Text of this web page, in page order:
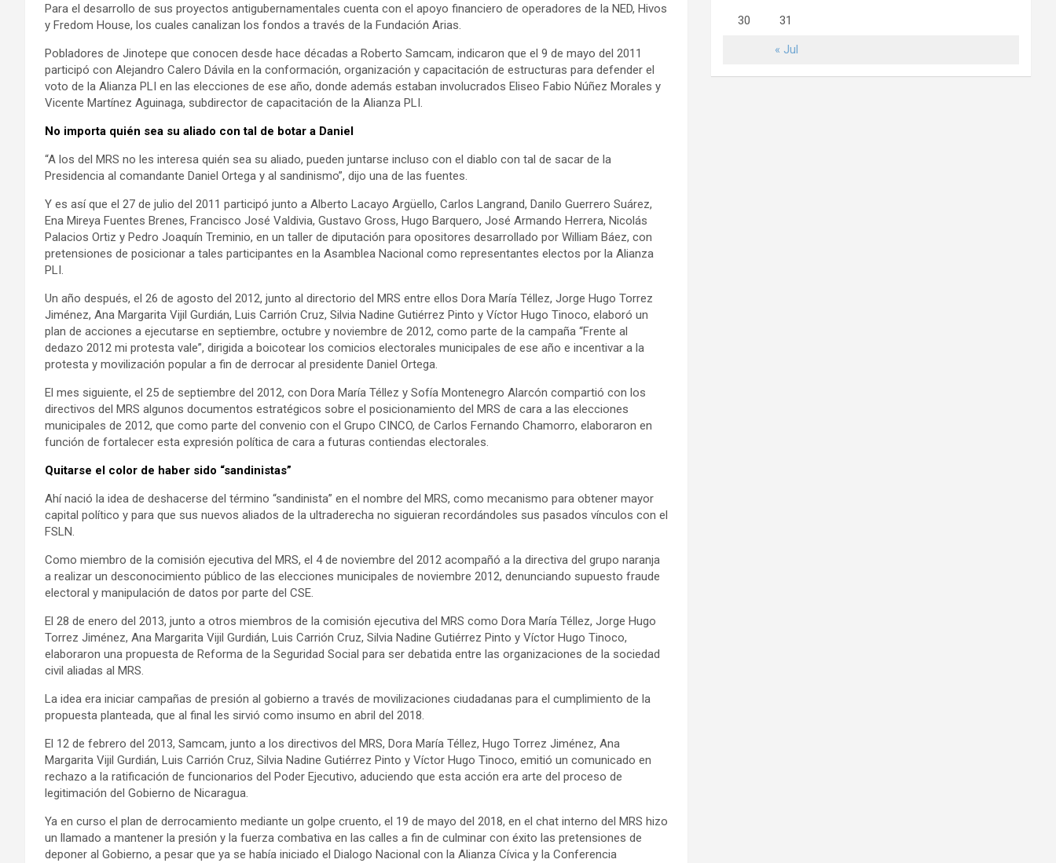
Para el desarrollo de sus proyectos antigubernamentales cuenta con el apoyo financiero de operadores de la NED, Hivos
y Fredom House, los cuales canalizan los fondos a través de la Fundación Arias.
Pobladores de Jinotepe que conocen desde hace décadas a Roberto Samcam, indicaron que el 9 de mayo del 2011
participó con Alejandro Calero Dávila en la conformación, organización y capacitación de estructuras para defender el
voto de la Alianza PLI en las elecciones de ese año, donde además estaban involucrados Eliseo Fabio Núñez Morales y
Vicente Martínez Aguinaga, subdirector de capacitación de la Alianza PLI.
No importa quién sea su aliado con tal de botar a Daniel
“A los del MRS no les interesa quién sea su aliado, pueden juntarse incluso con el diablo con tal de sacar de la
Presidencia al comandante Daniel Ortega y al sandinismo”, dijo una de las fuentes.
Y es así que el 27 de julio del 2011 participó junto a Alberto Lacayo Argüello, Carlos Langrand, Danilo Guerrero Suárez,
Ena Mireya Fuentes Brenes, Francisco José Valdivia, Gustavo Gross, Hugo Barquero, José Armando Herrera, Nicolás
Palacios Ortiz y Pedro Joaquín Treminio, en un taller de diputación para opositores desarrollado por William Báez, con
pretensiones de posicionar a tales participantes en la Asamblea Nacional como representantes electos por la Alianza
PLI.
Un año después, el 26 de agosto del 2012, junto al directorio del MRS entre ellos Dora María Téllez, Jorge Hugo Torrez
Jiménez, Ana Margarita Vijil Gurdián, Luis Carrión Cruz, Silvia Nadine Gutiérrez Pinto y Víctor Hugo Tinoco, elaboró un
plan de acciones a ejecutarse en septiembre, octubre y noviembre de 2012, como parte de la campaña “Frente al
dedazo 2012 mi protesta vale”, dirigida a boicotear los comicios electorales municipales de ese año e incentivar a la
protesta y movilización popular a fin de derrocar al presidente Daniel Ortega.
El mes siguiente, el 25 de septiembre del 2012, con Dora María Téllez y Sofía Montenegro Alarcón compartió con los
directivos del MRS algunos documentos estratégicos sobre el posicionamiento del MRS de cara a las elecciones
municipales de 2012, que como parte del convenio con el Grupo CINCO, de Carlos Fernando Chamorro, elaboraron en
función de fortalecer esta expresión política de cara a futuras contiendas electorales.
Quitarse el color de haber sido “sandinistas”
Ahí nació la idea de deshacerse del término “sandinista” en el nombre del MRS, como mecanismo para obtener mayor
capital político y para que sus nuevos aliados de la ultraderecha no siguieran recordándoles sus pasados vínculos con el
FSLN.
Como miembro de la comisión ejecutiva del MRS, el 4 de noviembre del 2012 acompañó a la directiva del grupo naranja
a realizar un desconocimiento público de las elecciones municipales de noviembre 2012, denunciando supuesto fraude
electoral y manipulación de datos por parte del CSE.
El 28 de enero del 2013, junto a otros miembros de la comisión ejecutiva del MRS como Dora María Téllez, Jorge Hugo
Torrez Jiménez, Ana Margarita Vijil Gurdián, Luis Carrión Cruz, Silvia Nadine Gutiérrez Pinto y Víctor Hugo Tinoco,
elaboraron una propuesta de Reforma de la Seguridad Social para ser debatida entre las organizaciones de la sociedad
civil aliadas al MRS.
La idea era iniciar campañas de presión al gobierno a través de movilizaciones ciudadanas para el cumplimiento de la
propuesta planteada, que al final les sirvió como insumo en abril del 2018.
El 12 de febrero del 2013, Samcam, junto a los directivos del MRS, Dora María Téllez, Hugo Torrez Jiménez, Ana
Margarita Vijil Gurdián, Luis Carrión Cruz, Silvia Nadine Gutiérrez Pinto y Víctor Hugo Tinoco, emitió un comunicado en
rechazo a la ratificación de funcionarios del Poder Ejecutivo, aduciendo que esta acción era arte del proceso de
legitimación del Gobierno de Nicaragua.
Ya en curso el plan de derrocamiento mediante un golpe cruento, el 19 de mayo del 2018, en el chat interno del MRS hizo
un llamado a mantener la presión y la fuerza combativa en las calles a fin de culminar con éxito las pretensiones de
deponer al Gobierno, a pesar que ya se había iniciado el Dialogo Nacional con la Alianza Cívica y la Conferencia
« Jul
30 31